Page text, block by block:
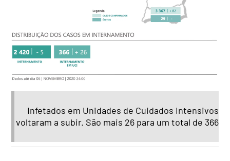
Infetados em Unidades de Cuidados Intensivos
voltaram a subir. São mais 26 para um total de 366